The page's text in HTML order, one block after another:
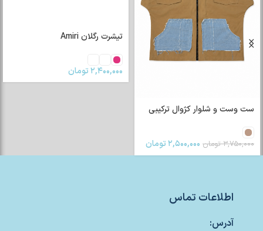
ست وست و شلوار کژوال ترکیبی
۳,۷۵۰,۰۰۰ تومان ۲,۵۰۰,۰۰۰تومان
تیشرت رگلان Amiri
۲,۴۰۰,۰۰۰تومان
اطلاعات تماس
آدرس: